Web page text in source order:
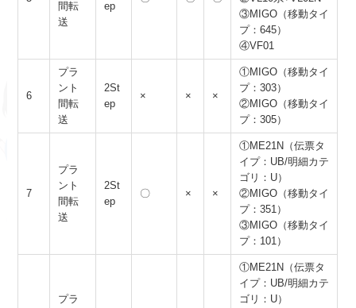
間転
送
ep
③MIGO（移動タイ
プ：645）
④VF01
6
プラ
ント
間転
送
2St
ep
× × ×
①MIGO（移動タイ
プ：303）
②MIGO（移動タイ
プ：305）
7
プラ
ント
間転
送
2St
ep
〇 × ×
①ME21N（伝票タ
イプ：UB/明細カテ
ゴリ：U）
②MIGO（移動タイ
プ：351）
③MIGO（移動タイ
プ：101）
プラ
①ME21N（伝票タ
イプ：UB/明細カテ
ゴリ：U）